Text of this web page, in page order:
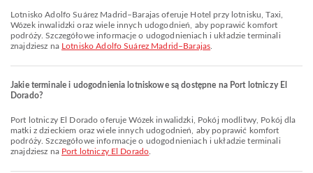
Lotnisko Adolfo Suárez Madrid–Barajas oferuje Hotel przy lotnisku, Taxi,
Wózek inwalidzki oraz wiele innych udogodnień, aby poprawić komfort
podróży. Szczegółowe informacje o udogodnieniach i układzie terminali
znajdziesz na Lotnisko Adolfo Suárez Madrid–Barajas
Jakie terminale i udogodnienia lotniskowe są dostępne na Port lotniczy El
Dorado?
Port lotniczy El Dorado oferuje Wózek inwalidzki, Pokój modlitwy, Pokój dla
matki z dzieckiem oraz wiele innych udogodnień, aby poprawić komfort
podróży. Szczegółowe informacje o udogodnieniach i układzie terminali
znajdziesz na Port lotniczy El Dorado